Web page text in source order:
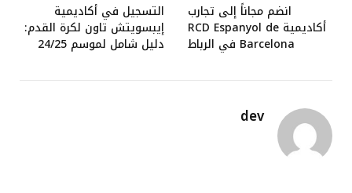
انضم مجاناً إلى تجارب
أكاديمية RCD Espanyol de
Barcelona في الرباط
التسجيل في أكاديمية
إيبسويتش تاون لكرة القدم:
دليل شامل لموسم 24/25
dev